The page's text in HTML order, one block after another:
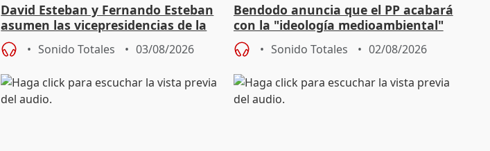
David Esteban y Fernando Esteban
asumen las vicepresidencias de la
Diputación de Valladolid
Sonido Totales 03/08/2026
Bendodo anuncia que el PP acabará
con la "ideología medioambiental"
para regenerar las playas
Sonido Totales 02/08/2026